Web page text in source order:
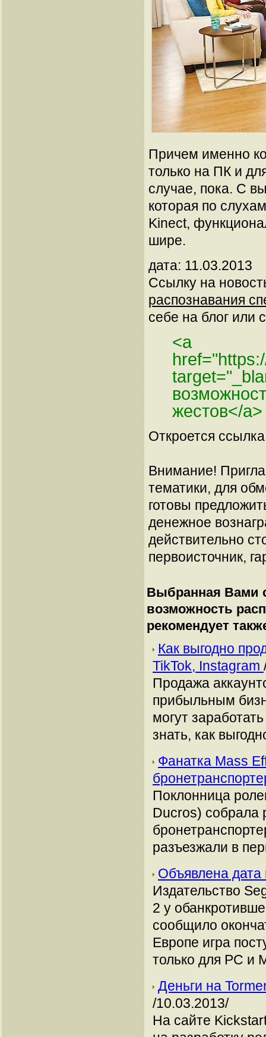
Причем именно
только на ПК и
случае, пока. С
которая по
Kinect,
шире.
дата: 11.03.2013
Ссылку на
распознавания
себе на блог или
<a
жестов</a>
Откроется
Внимание!
тематики, для
готовы
денежное
действительно
первоисточник,
Выбранная Вами
возможность
рекомендует
Как выгодно
TikTok, Instagram
Продажа
прибыльным
могут
знать, как
Фанатка Mass
Поклонница
Ducros) собрала
разъезжали в
Объявлена
Издательство
2 у
сообщило
Европе игра
только для РС и
Деньги на
/10.03.2013/
На сайте